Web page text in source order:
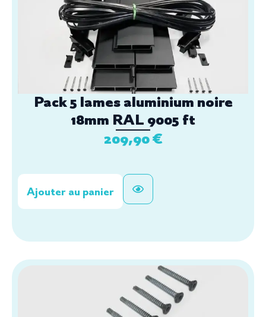
Pack 5 lames aluminium noire
18mm RAL 9005 ft
209,90€
Ajouter au panier